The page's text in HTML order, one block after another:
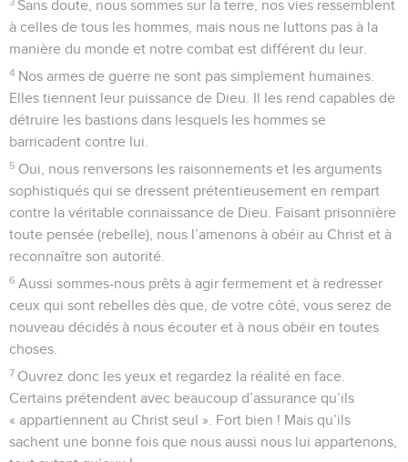
Sans doute, nous sommes sur la terre, nos vies ressemblent
à celles de tous les hommes, mais nous ne luttons pas à la
manière du monde et notre combat est différent du leur.
4 Nos armes de guerre ne sont pas simplement humaines.
Elles tiennent leur puissance de Dieu. Il les rend capables de
détruire les bastions dans lesquels les hommes se
barricadent contre lui.
5 Oui, nous renversons les raisonnements et les arguments
sophistiqués qui se dressent prétentieusement en rempart
contre la véritable connaissance de Dieu. Faisant prisonnière
toute pensée (rebelle), nous l’amenons à obéir au Christ et à
reconnaître son autorité.
6 Aussi sommes-nous prêts à agir fermement et à redresser
ceux qui sont rebelles dès que, de votre côté, vous serez de
nouveau décidés à nous écouter et à nous obéir en toutes
choses.
7 Ouvrez donc les yeux et regardez la réalité en face.
Certains prétendent avec beaucoup d’assurance qu’ils
« appartiennent au Christ seul ». Fort bien ! Mais qu’ils
sachent une bonne fois que nous aussi nous lui appartenons,